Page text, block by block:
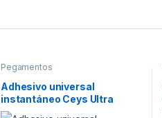
Pegamentos
Adhesivo universal
instantáneo Ceys Ultra
Unick 3 g